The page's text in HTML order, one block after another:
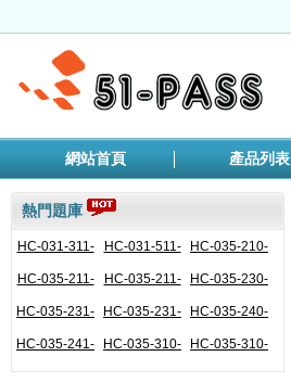
網站首頁 產品列表
熱門題庫
HC-031-311-
ENU
HC-031-511-
ENU
HC-035-210-
ENU
HC-035-211-
CHS
HC-035-211-
ENU
HC-035-230-
ENU
HC-035-231-
CHS
HC-035-231-
ENU
HC-035-240-
ENU
HC-035-241-
ENU
HC-035-310-
CHS
HC-035-310-
ENU